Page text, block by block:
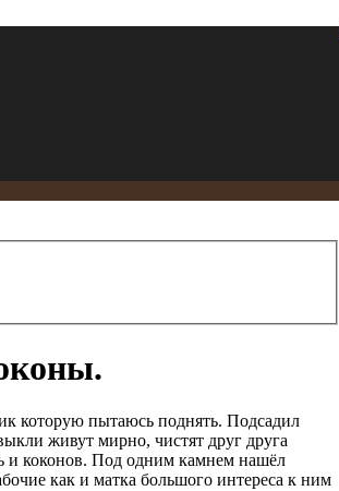
которую пытаюсь поднять. Подсадил
живут мирно, чистят друг друга
и коконов. Под одним камнем нашёл
как и матка большого интереса к ним